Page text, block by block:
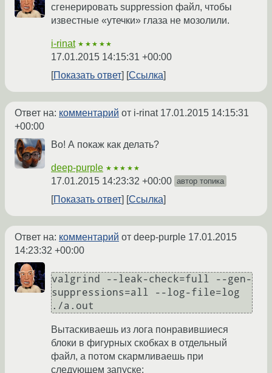
сгенерировать suppression файл, чтобы
известные «утечки» глаза не мозолили.
i-rinat ★★★★★
17.01.2015 14:15:31 +00:00
Показать ответ
Ссылка
Ответ на: комментарий от i-rinat 17.01.2015 14:15:31
+00:00
Во! А покаж как делать?
deep-purple ★★★★★
17.01.2015 14:23:32 +00:00 автор топика
Показать ответ Ссылка
Ответ на: комментарий от deep-purple 17.01.2015
14:23:32 +00:00
valgrind --leak-check=full --gen-
suppressions=all --log-file=log
./a.out
Вытаскиваешь из лога понравившиеся
блоки в фигурных скобках в отдельный
файл, а потом скармливаешь при
следующем запуске: